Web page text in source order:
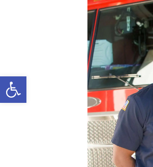
Open toolbar